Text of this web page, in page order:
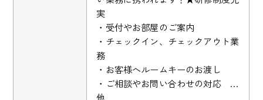
実
・受付やお部屋のご案内
・チェックイン、チェックアウト業
務
・お客様へルームキーのお渡し
・ご相談やお問い合わせの対応 …
他